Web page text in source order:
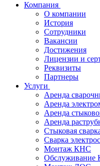
Компания
О компании
История
Сотрудники
Вакансии
Достижения
Лицензии и
Реквизиты
Партнеры
Услуги
Аренда
Аренда
Аренда
Аренда
Стыковая
Сварка
Монтаж КНС
Обслуживание